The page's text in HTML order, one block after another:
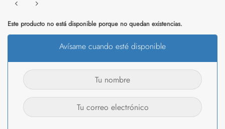
Este producto no está disponible porque no quedan existencias.
Avísame cuando esté disponible